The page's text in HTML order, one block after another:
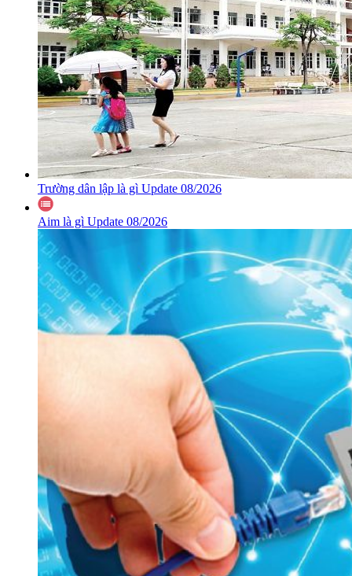
Trường dân lập là gì Update 08/2026
Aim là gì Update 08/2026